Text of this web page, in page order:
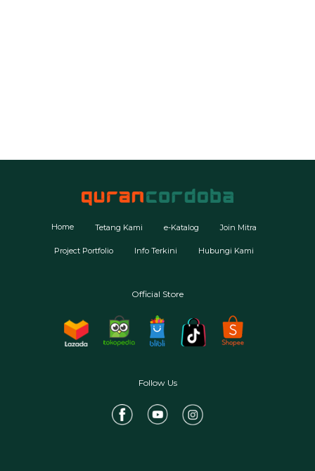
Home Tetang Kami e-Katalog Join Mitra
Project Portfolio Info Terkini Hubungi Kami
Official Store
Follow Us